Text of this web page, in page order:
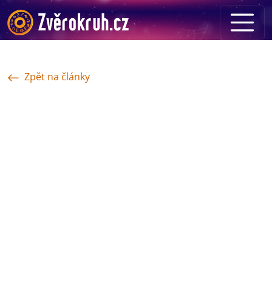
Zpět na články